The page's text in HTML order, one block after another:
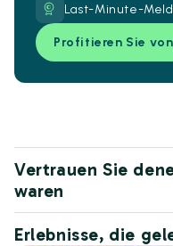
Last-Minute-
Profitieren Sie
Vertrauen Sie
waren
Erlebnisse, die